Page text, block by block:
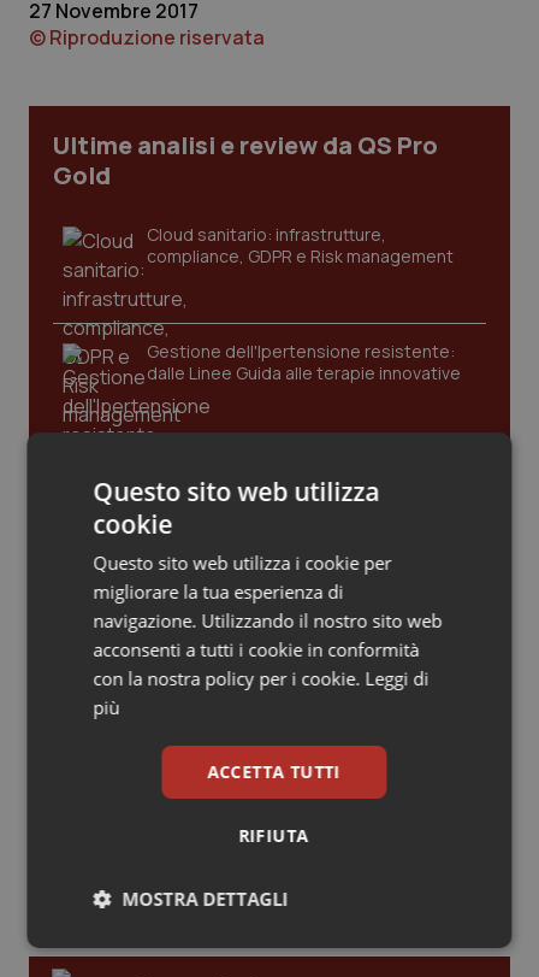
Calabria
Emilia-Romagna
Lazio
Liguria
Lombardia
Molise
Piemonte
Provincia Autonoma di Bolzano
Provincia Autonoma di Trento
Sicilia
Toscana
Asma & BPCO
Colesterolo & coronaropatie
Diabete & glucometri
Disturbi dell’umore
Dolore
Epatiti
HIV
Infezioni & Febbre
Ipertensione & Scompenso
Malattia di Crohn & Rettocolite Ulcerosa
Neuroscienze & patologie neurodegenerative
Obesità
27 Novembre 2017
© Riproduzione riservata
Ultime analisi e review da QS Pro
Gold
Cloud sanitario: infrastrutture,
compliance, GDPR e Risk management
Gestione dell'Ipertensione resistente:
dalle Linee Guida alle terapie innovative
modelli di responsabilità e autonomia
Leadership Medica 2026: guidare team
clinici ad alte prestazioni
uso protetto
Questo sito web utilizza
cookie
Questo sito web utilizza i cookie per
migliorare la tua esperienza di
navigazione. Utilizzando il nostro sito web
acconsenti a tutti i cookie in conformità
con la nostra policy per i cookie. Leggi di
più
ACCETTA TUTTI
RIFIUTA
MOSTRA DETTAGLI
Necessari Statistici Marketing